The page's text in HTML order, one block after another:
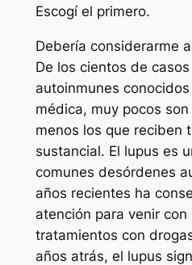
Escogí el primero.
Debería considerarme
De los cientos de
autoinmunes
médica, muy pocos
menos los que reciben
sustancial. El lupus es
comunes desórdenes
años recientes ha
atención para venir
tratamientos con
años atrás, el lupus